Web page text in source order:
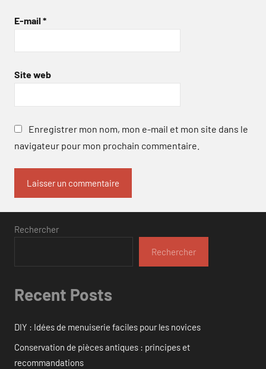
E-mail *
Site web
Enregistrer mon nom, mon e-mail et mon site dans le
navigateur pour mon prochain commentaire.
Rechercher
Rechercher
Recent Posts
DIY : Idées de menuiserie faciles pour les novices
Conservation de pièces antiques : principes et
recommandations